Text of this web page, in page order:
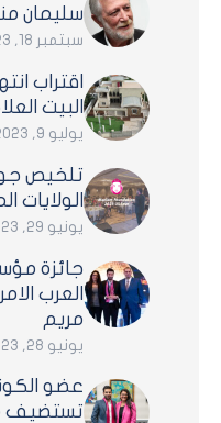
سليمان
سبتمبر 18, 2023
اقتراب
البيت
يوليو 9, 2023
الولايات
يونيو 29, 2023
جائزة
العرب
مريم
يونيو 28, 2023
عضو
تستضيف